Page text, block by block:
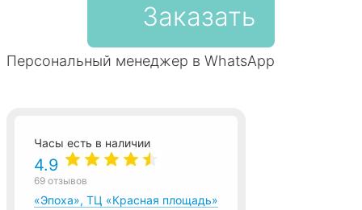
Заказать
Персональный менеджер в WhatsApp
Часы есть в наличии
4.9
69 отзывов
«Эпоха», ТЦ «Красная площадь»